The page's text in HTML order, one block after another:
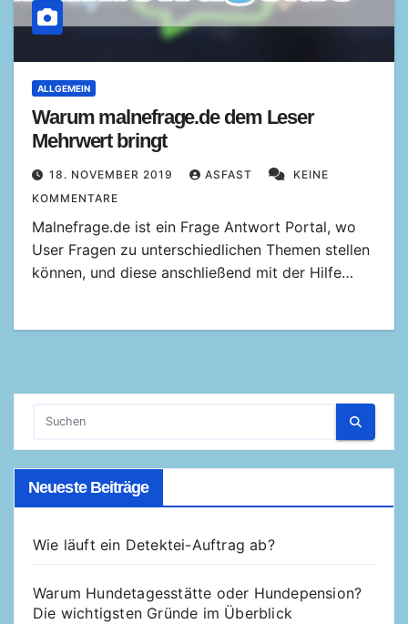
ALLGEMEIN
Warum malnefrage.de dem Leser
Mehrwert bringt
18. NOVEMBER 2019 ASFAST
KEINE
KOMMENTARE
Malnefrage.de ist ein Frage Antwort Portal, wo
User Fragen zu unterschiedlichen Themen stellen
können, und diese anschließend mit der Hilfe…
Neueste Beiträge
Wie läuft ein Detektei-Auftrag ab?
Warum Hundetagesstätte oder Hundepension?
Die wichtigsten Gründe im Überblick